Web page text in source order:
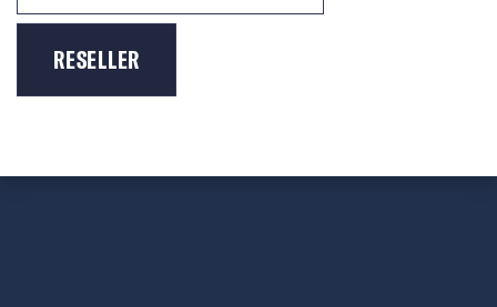
RESELLER